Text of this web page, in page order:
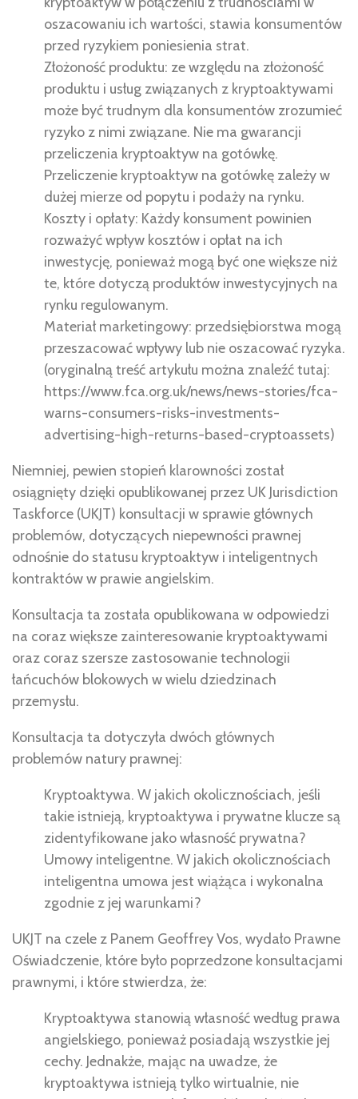
oszacowaniu ich wartości, stawia konsumentów
przed ryzykiem poniesienia strat.
Złożoność produktu: ze względu na złożoność
produktu i usług związanych z kryptoaktywami
może być trudnym dla konsumentów zrozumieć
ryzyko z nimi związane. Nie ma gwarancji
przeliczenia kryptoaktyw na gotówkę.
Przeliczenie kryptoaktyw na gotówkę zależy w
dużej mierze od popytu i podaży na rynku.
Koszty i opłaty: Każdy konsument powinien
rozważyć wpływ kosztów i opłat na ich
inwestycję, ponieważ mogą być one większe niż
te, które dotyczą produktów inwestycyjnych na
rynku regulowanym.
Materiał marketingowy: przedsiębiorstwa mogą
przeszacować wpływy lub nie oszacować ryzyka.
(oryginalną treść artykułu można znaleźć tutaj:
https://www.fca.org.uk/news/news-stories/fca-
warns-consumers-risks-investments-
advertising-high-returns-based-cryptoassets)
Niemniej, pewien stopień klarowności został
osiągnięty dzięki opublikowanej przez UK Jurisdiction
Taskforce (UKJT) konsultacji w sprawie głównych
problemów, dotyczących niepewności prawnej
odnośnie do statusu kryptoaktyw i inteligentnych
kontraktów w prawie angielskim.
Konsultacja ta została opublikowana w odpowiedzi
na coraz większe zainteresowanie kryptoaktywami
oraz coraz szersze zastosowanie technologii
łańcuchów blokowych w wielu dziedzinach
przemysłu.
Konsultacja ta dotyczyła dwóch głównych
problemów natury prawnej:
Kryptoaktywa. W jakich okolicznościach, jeśli
takie istnieją, kryptoaktywa i prywatne klucze są
zidentyfikowane jako własność prywatna?
Umowy inteligentne. W jakich okolicznościach
inteligentna umowa jest wiążąca i wykonalna
zgodnie z jej warunkami?
UKJT na czele z Panem Geoffrey Vos, wydało Prawne
Oświadczenie, które było poprzedzone konsultacjami
prawnymi, i które stwierdza, że:
Kryptoaktywa stanowią własność według prawa
angielskiego, ponieważ posiadają wszystkie jej
cechy. Jednakże, mając na uwadze, że
kryptoaktywa istnieją tylko wirtualnie, nie